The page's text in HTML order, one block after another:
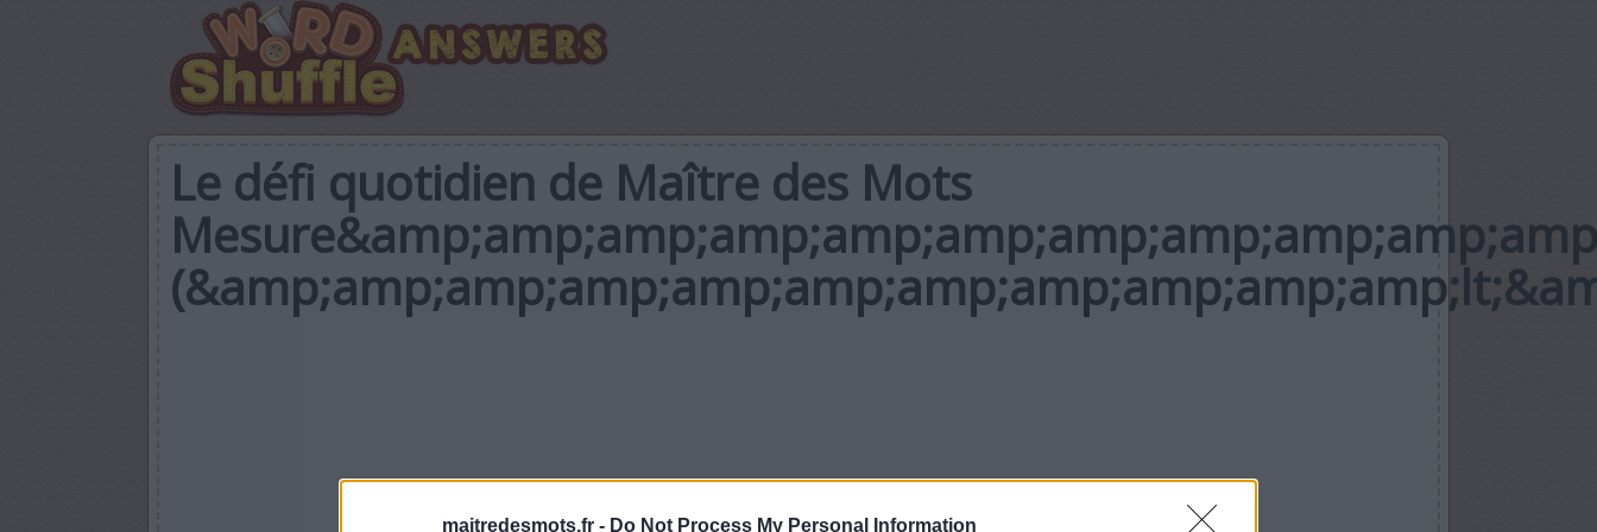
maitredesmots.fr - Do Not Process My Personal Information
Le défi quotidien de Maître des Mots